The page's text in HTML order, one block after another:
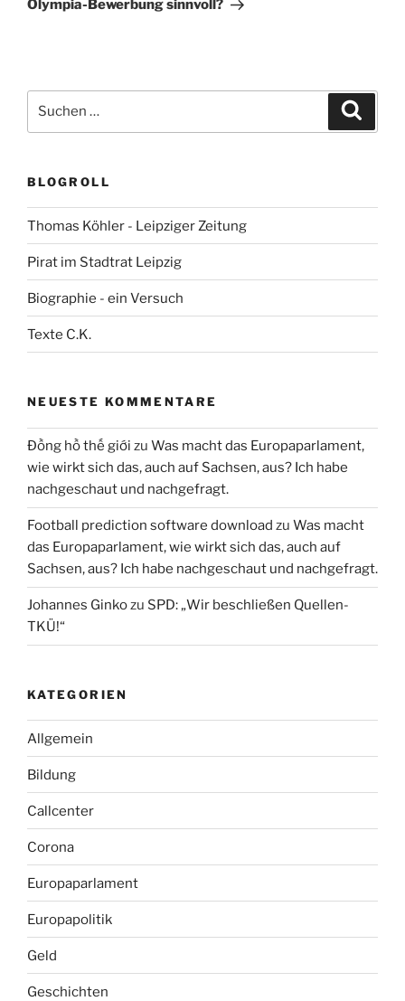
Olympia-Bewerbung sinnvoll?
nach:
BLOGROLL
Thomas Köhler - Leipziger Zeitung
Pirat im Stadtrat Leipzig
Biographie - ein Versuch
Texte C.K.
NEUESTE KOMMENTARE
Đồng hồ thế giới zu Was macht das Europaparlament,
wie wirkt sich das, auch auf Sachsen, aus? Ich habe
nachgeschaut und nachgefragt.
Football prediction software download zu Was macht
das Europaparlament, wie wirkt sich das, auch auf
Sachsen, aus? Ich habe nachgeschaut und nachgefragt.
Johannes Ginkozu SPD: „Wir beschließen Quellen-
TKÜ!“
KATEGORIEN
Allgemein
Bildung
Callcenter
Corona
Europaparlament
Europapolitik
Geld
Geschichten